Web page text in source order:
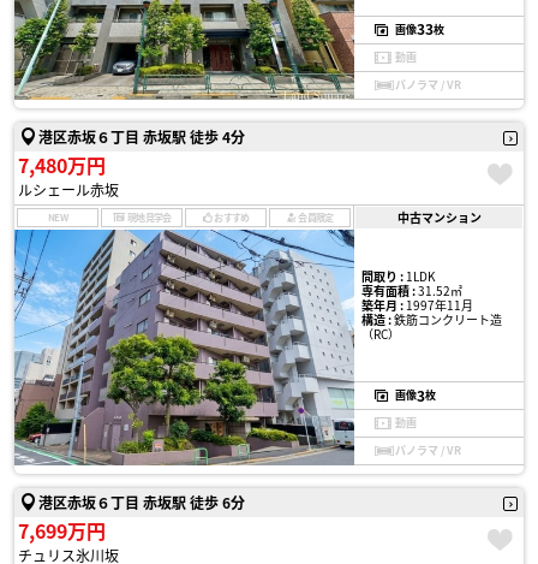
画像33枚
動画
パノラマ / VR
港区赤坂６丁目 赤坂駅 徒歩 4分
7,480万円
ルシェール赤坂
NEW 現地見学会 おすすめ 会員限定 中古マンション
間取り :1LDK
専有面積 :31.52㎡
築年月 :1997年11月
構造 :鉄筋コンクリート造
（RC）
画像3枚
動画
パノラマ / VR
港区赤坂６丁目 赤坂駅 徒歩 6分
7,699万円
チュリス氷川坂